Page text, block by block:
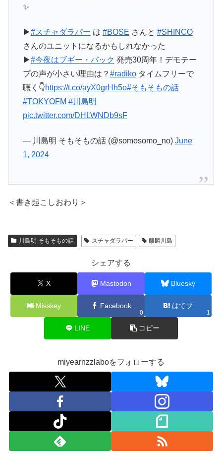
✨
▶#スチャダラパー は #BOSE さんと #SHINCO
さんのユニットになるかもしれなかった
▶#今夜はブギー・バック 発売30周年！デモテー
プの声が小さい理由は？ #radikoタイムフリーで
聴く👇https://t.co/ayX0grHh5o#そもそもの話
#TOKYOFM #川島明
pic.twitter.com/DHLWNDb9sF
— 川島明 そもそもの話 (@somosomo_no) June
1, 2024
＜書き起こしおわり＞
川島明 そもそもの話 スチャダラパー 麒麟川島
シェアする
X Mastodon Bluesky
Misskey Facebook
0
はてブ
1
LINE コピー
miyearnzzlaboをフォローする